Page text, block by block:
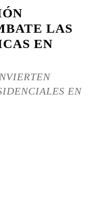
LAS
EN
EN